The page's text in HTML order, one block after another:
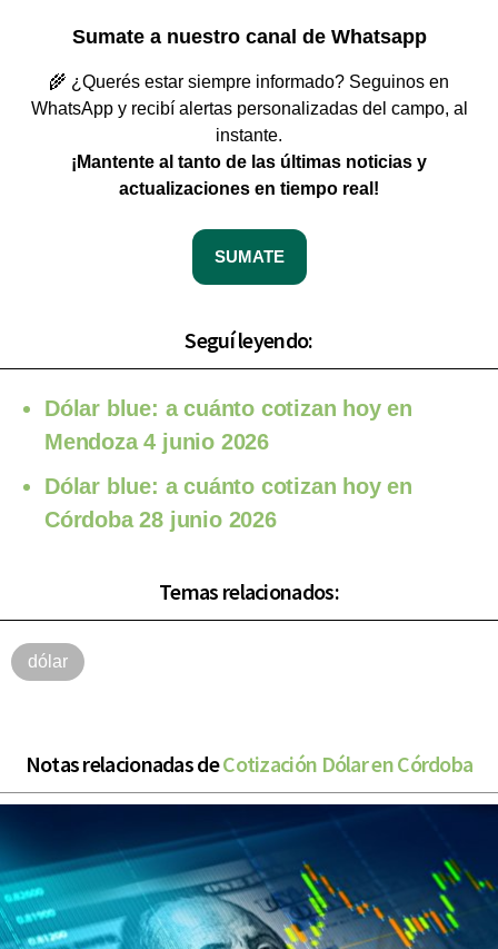
Sumate a nuestro canal de Whatsapp
🌾 ¿Querés estar siempre informado? Seguinos en
WhatsApp y recibí alertas personalizadas del campo, al
instante.
¡Mantente al tanto de las últimas noticias y
actualizaciones en tiempo real!
SUMATE
Seguí leyendo:
Dólar blue: a cuánto cotizan hoy en
Mendoza 4 junio 2026
Dólar blue: a cuánto cotizan hoy en
Córdoba 28 junio 2026
Temas relacionados:
dólar
Notas relacionadas deCotización Dólar en Córdoba